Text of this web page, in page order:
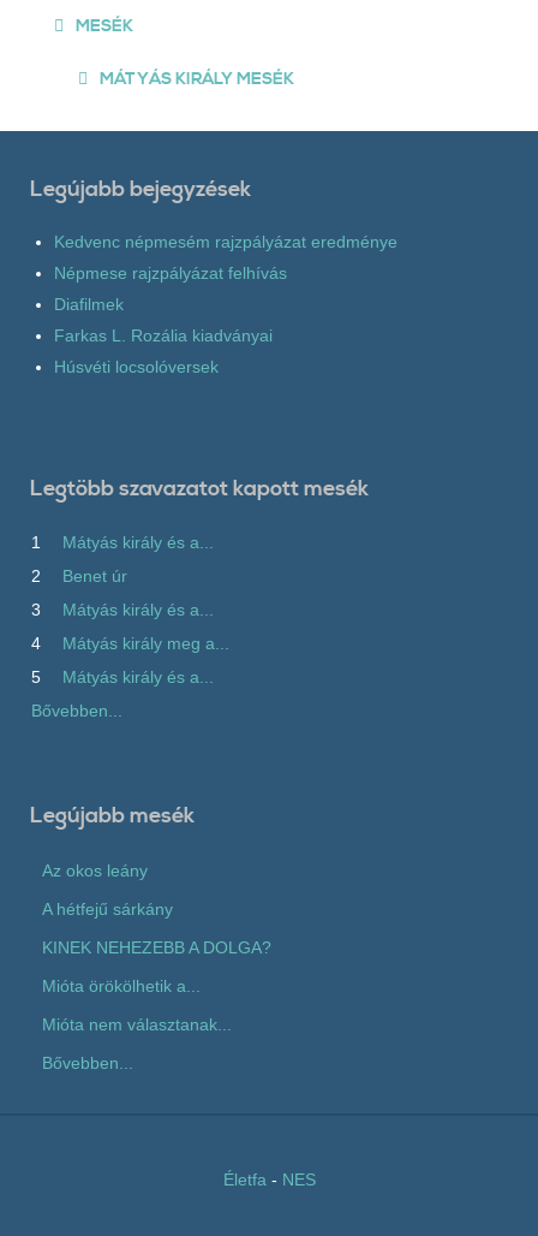
MESÉK
MÁTYÁS KIRÁLY MESÉK
Legújabb bejegyzések
Kedvenc népmesém rajzpályázat eredménye
Népmese rajzpályázat felhívás
Diafilmek
Farkas L. Rozália kiadványai
Húsvéti locsolóversek
Legtöbb szavazatot kapott mesék
1
Mátyás király és a...
2
Benet úr
3
Mátyás király és a...
4
Mátyás király meg a...
5
Mátyás király és a...
Bővebben...
Legújabb mesék
Az okos leány
A hétfejű sárkány
KINEK NEHEZEBB A DOLGA?
Mióta örökölhetik a...
Mióta nem választanak...
Bővebben...
Életfa - NES